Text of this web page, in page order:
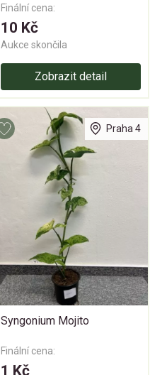
Finální cena:
10 Kč
Aukce skončila
Zobrazit detail
Praha 4
Syngonium Mojito
Finální cena:
1 Kč